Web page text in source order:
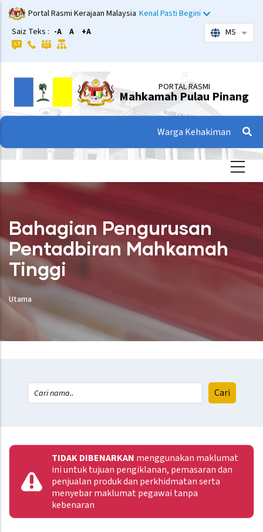
Langkau
ke
kandungan
utama
Portal Rasmi Kerajaan Malaysia Kenal Pasti Begini
Saiz Teks : -A A +A MS
PORTAL RASMI
Mahkamah Pulau Pinang
Warga Kehakiman
Bahagian Pengurusan
Pentadbiran Mahkamah
Tinggi
Utama
TIDAK DIBENARKAN menggunakan maklumat
ini untuk tujuan pengiklanan, pemasaran dan
penjualan produk dan perkhidmatan serta
menyebar maklumat pegawai tanpa
kebenaran